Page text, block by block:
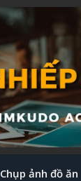
Chụp ảnh đồ ăn